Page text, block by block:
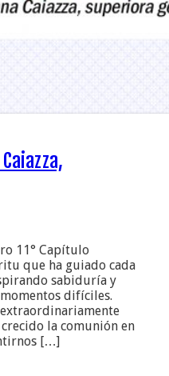
11° Capítulo
que ha guiado cada
sabiduría y
difíciles.
la comunión en
[…]